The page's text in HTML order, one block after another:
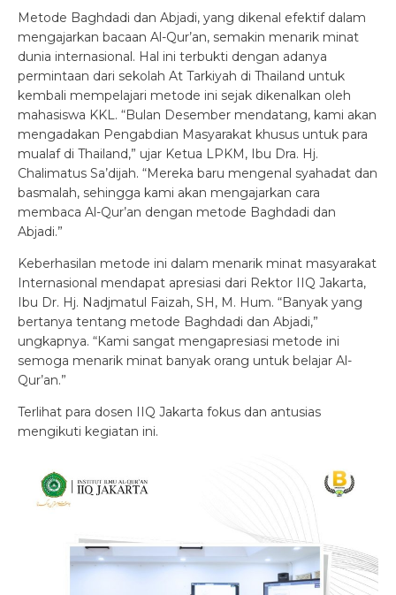
Metode Baghdadi dan Abjadi, yang dikenal efektif dalam
mengajarkan bacaan Al-Qur’an, semakin menarik minat
dunia internasional. Hal ini terbukti dengan adanya
permintaan dari sekolah At Tarkiyah di Thailand untuk
kembali mempelajari metode ini sejak dikenalkan oleh
mahasiswa KKL. “Bulan Desember mendatang, kami akan
mengadakan Pengabdian Masyarakat khusus untuk para
mualaf di Thailand,” ujar Ketua LPKM, Ibu Dra. Hj.
Chalimatus Sa’dijah. “Mereka baru mengenal syahadat dan
basmalah, sehingga kami akan mengajarkan cara
membaca Al-Qur’an dengan metode Baghdadi dan
Abjadi.”
Keberhasilan metode ini dalam menarik minat masyarakat
Internasional mendapat apresiasi dari Rektor IIQ Jakarta,
Ibu Dr. Hj. Nadjmatul Faizah, SH, M. Hum. “Banyak yang
bertanya tentang metode Baghdadi dan Abjadi,”
ungkapnya. “Kami sangat mengapresiasi metode ini
semoga menarik minat banyak orang untuk belajar Al-
Qur’an.”
Terlihat para dosen IIQ Jakarta fokus dan antusias
mengikuti kegiatan ini.